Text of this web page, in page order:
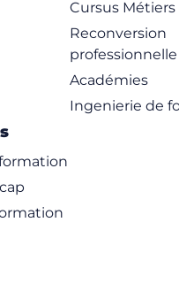
Cursus Métiers
Reconversion
professionnelle
Académies
Ingenierie de